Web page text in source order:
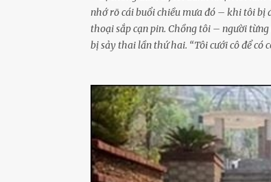
nhớ rõ cái buổi chiều mưa đó – khi tôi bị
thoại sắp cạn pin. Chồng tôi – người
bị sảy thai lần thứ hai. “Tôi cưới cô để có
có thể mở lòng cho tôi tá túc. Bạn bè? Ai
chồng ấy – và giờ, tôi chỉ còn lại chính